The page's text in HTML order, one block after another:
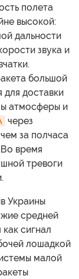
полета
высокой:
дальности
звука и
большой
для доставки
атмосферы и
через
за полчаса
время
тревоги
Украины
средней
сигнал
лошадкой
малой